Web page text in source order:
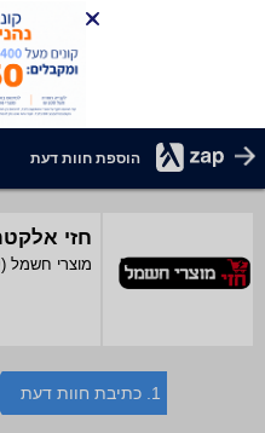
הוספת חוות דעת
מוצרי חשמל
1. כתיבת חוות דעת